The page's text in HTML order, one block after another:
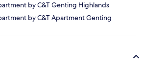
by C&T Genting Highlands
by C&T Apartment Genting